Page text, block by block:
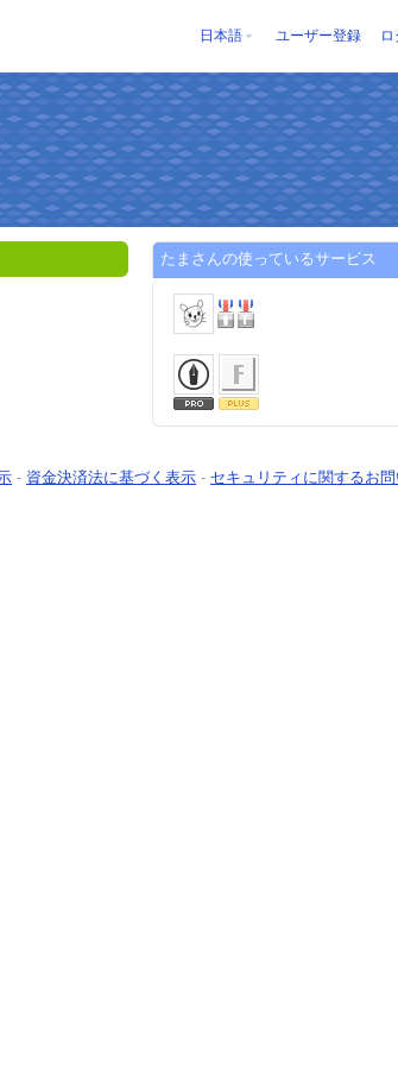
日本語 ユーザー登録
たまさんの使っているサービス
- 資金決済法に基づく表示 - セキュリティに関するお